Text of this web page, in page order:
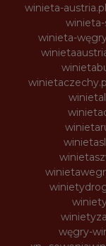
winieta-austria.pl
winieta-
winieta-
węgry-